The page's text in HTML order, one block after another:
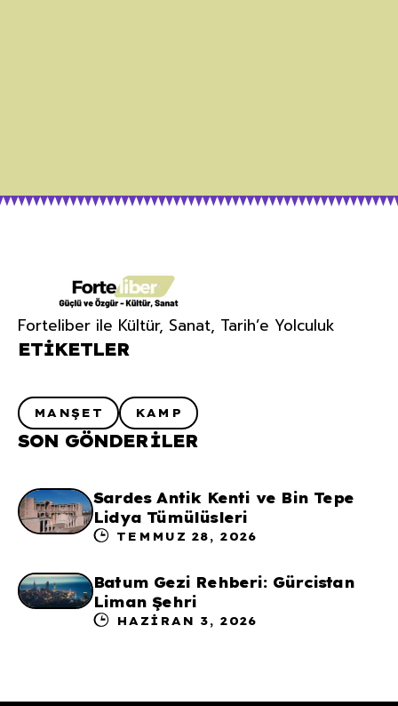
Forteliber ile Kültür, Sanat, Tarih’e Yolculuk
ETIKETLER
MANŞET KAMP
SON GÖNDERILER
Sardes Antik Kenti ve Bin Tepe
Lidya Tümülüsleri
TEMMUZ 28, 2026
Batum Gezi Rehberi: Gürcistan
Liman Şehri
HAZIRAN 3, 2026